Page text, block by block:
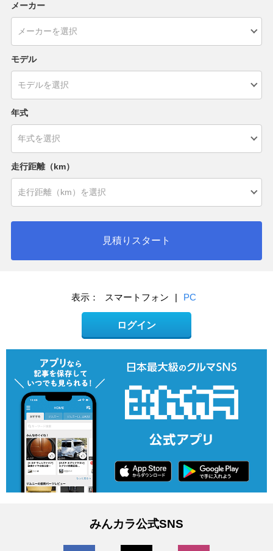
メーカー
モデル
年式
走行距離（km）
見積りスタート
表示： スマートフォン | PC
ログイン
みんカラ公式SNS